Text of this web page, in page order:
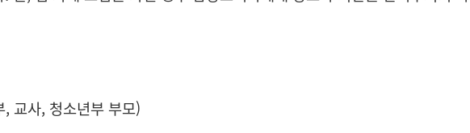
교사, 청소년부 부모)